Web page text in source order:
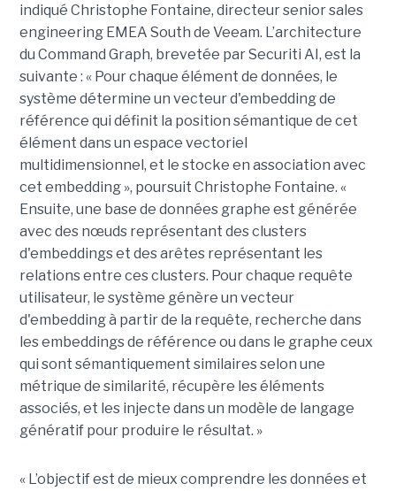
indiqué Christophe Fontaine, directeur senior sales
engineering EMEA South de Veeam. L’architecture
du Command Graph, brevetée par Securiti AI, est la
suivante : « Pour chaque élément de données, le
système détermine un vecteur d'embedding de
référence qui définit la position sémantique de cet
élément dans un espace vectoriel
multidimensionnel, et le stocke en association avec
cet embedding », poursuit Christophe Fontaine. «
Ensuite, une base de données graphe est générée
avec des nœuds représentant des clusters
d'embeddings et des arêtes représentant les
relations entre ces clusters. Pour chaque requête
utilisateur, le système génère un vecteur
d'embedding à partir de la requête, recherche dans
les embeddings de référence ou dans le graphe ceux
qui sont sémantiquement similaires selon une
métrique de similarité, récupère les éléments
associés, et les injecte dans un modèle de langage
génératif pour produire le résultat. »
« L’objectif est de mieux comprendre les données et